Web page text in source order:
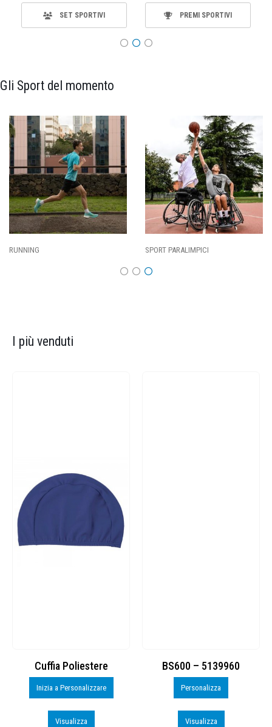
SET SPORTIVI PREMI SPORTIVI
Gli Sport del momento
PARALIMPICI CALCIO
I più venduti
Cuffia Poliestere
Inizia a Personalizzare
Visualizza
BS600 – 5139960
Personalizza
Visualizza